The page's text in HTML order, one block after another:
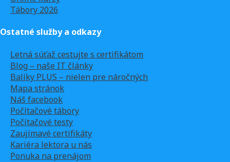
Tábory 2026
Ostatné služby a odkazy
Letná súťaž cestujte s certifikátom
Blog – naše IT články
Balíky PLUS – nielen pre náročných
Mapa stránok
Náš facebook
Počítačové tábory
Počítačové testy
Zaujímavé certifikáty
Kariéra lektora u nás
Ponuka na prenájom